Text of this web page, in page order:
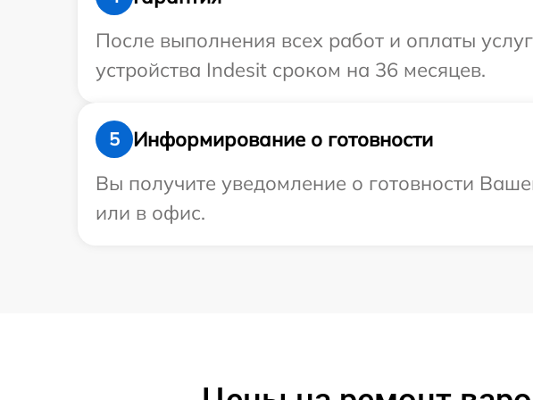
После выполнения всех работ и оплаты
устройства Indesit сроком на 36 месяцев.
5
Информирование о готовности
Вы получите уведомление о готовности
или в офис.